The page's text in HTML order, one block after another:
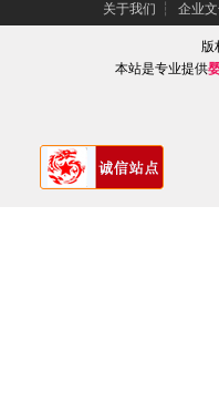
关于我们 ┆ 企业
版
本站是专业提供